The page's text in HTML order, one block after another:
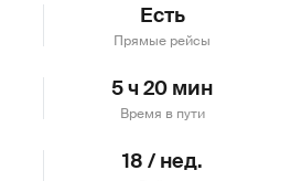
Есть
Прямые рейсы
5 ч 20 мин
Время в пути
18 / нед.